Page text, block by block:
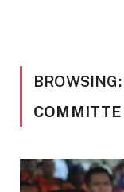
BROWSING:
COMMITTE